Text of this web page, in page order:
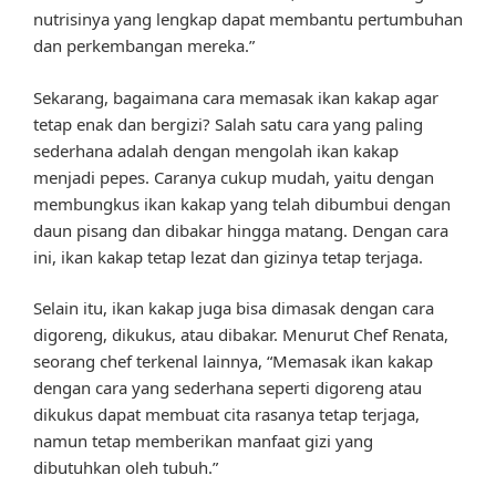
nutrisinya yang lengkap dapat membantu pertumbuhan
dan perkembangan mereka.”
Sekarang, bagaimana cara memasak ikan kakap agar
tetap enak dan bergizi? Salah satu cara yang paling
sederhana adalah dengan mengolah ikan kakap
menjadi pepes. Caranya cukup mudah, yaitu dengan
membungkus ikan kakap yang telah dibumbui dengan
daun pisang dan dibakar hingga matang. Dengan cara
ini, ikan kakap tetap lezat dan gizinya tetap terjaga.
Selain itu, ikan kakap juga bisa dimasak dengan cara
digoreng, dikukus, atau dibakar. Menurut Chef Renata,
seorang chef terkenal lainnya, “Memasak ikan kakap
dengan cara yang sederhana seperti digoreng atau
dikukus dapat membuat cita rasanya tetap terjaga,
namun tetap memberikan manfaat gizi yang
dibutuhkan oleh tubuh.”